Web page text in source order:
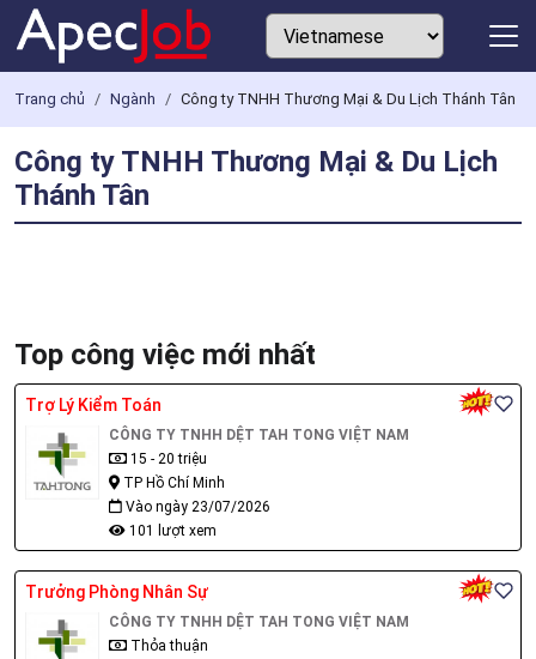
Trang chủ Ngành Công ty TNHH Thương Mại & Du Lịch Thánh Tân
Công ty TNHH Thương Mại & Du Lịch
Thánh Tân
Top công việc mới nhất
Trợ Lý Kiểm Toán
CÔNG TY TNHH DỆT TAH TONG VIỆT NAM
15 - 20 triệu
TP Hồ Chí Minh
Vào ngày 23/07/2026
101 lượt xem
Trưởng Phòng Nhân Sự
CÔNG TY TNHH DỆT TAH TONG VIỆT NAM
Thỏa thuận